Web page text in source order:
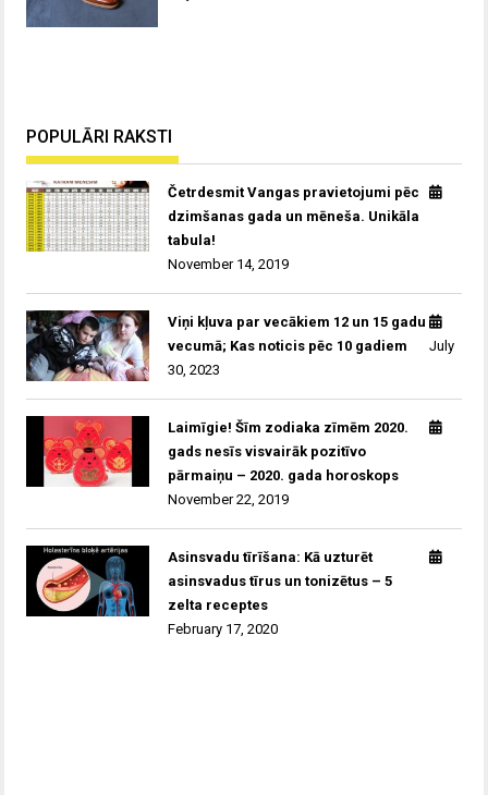
POPULĀRI RAKSTI
Četrdesmit Vangas pravietojumi pēc
dzimšanas gada un mēneša. Unikāla
tabula!
November 14, 2019
Viņi kļuva par vecākiem 12 un 15 gadu
vecumā; Kas noticis pēc 10 gadiem
July
30, 2023
Laimīgie! Šīm zodiaka zīmēm 2020.
gads nesīs visvairāk pozitīvo
pārmaiņu – 2020. gada horoskops
November 22, 2019
Asinsvadu tīrīšana: Kā uzturēt
asinsvadus tīrus un tonizētus – 5
zelta receptes
February 17, 2020